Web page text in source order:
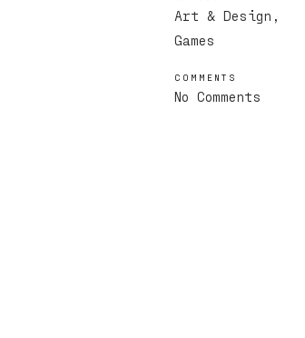
Art & Design
Games
COMMENTS
No Comments